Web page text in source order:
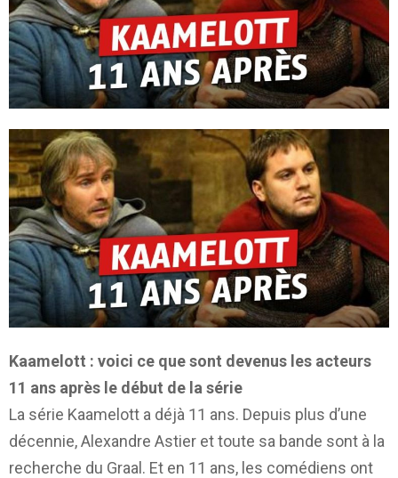
Kaamelott : voici ce que sont devenus les acteurs
11 ans après le début de la série
La série Kaamelott a déjà 11 ans. Depuis plus d’une
décennie, Alexandre Astier et toute sa bande sont à la
recherche du Graal. Et en 11 ans, les comédiens ont